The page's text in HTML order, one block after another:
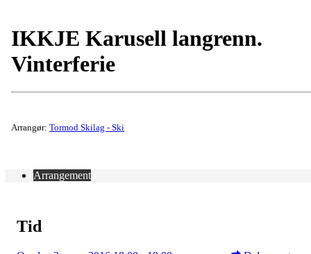
IKKJE Karusell langrenn.
Vinterferie
Arrangør: Tormod Skilag - Ski
Arrangement
Tid